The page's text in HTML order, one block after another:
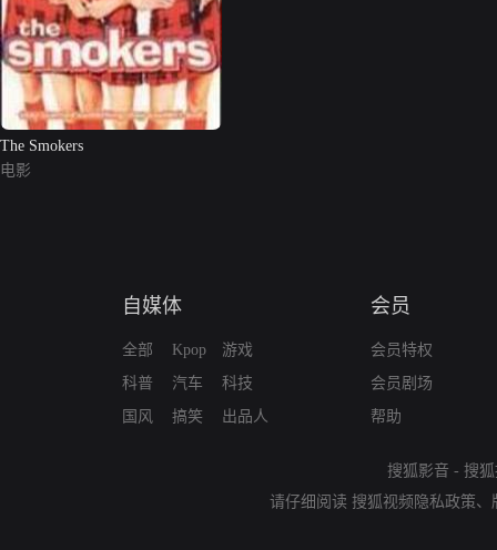
The Smokers
电影
自媒体
全部
科普
国风
Kpop
汽车
搞笑
游戏
科技
出品人
会员
会员特权
会员剧场
帮助
搜狐影音 - 搜
请仔细阅读 搜狐视频隐私政策、